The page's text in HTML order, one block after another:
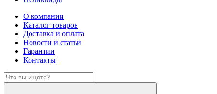
О компании
Каталог товаров
Доставка и оплата
Новости и статьи
Гарантии
Контакты